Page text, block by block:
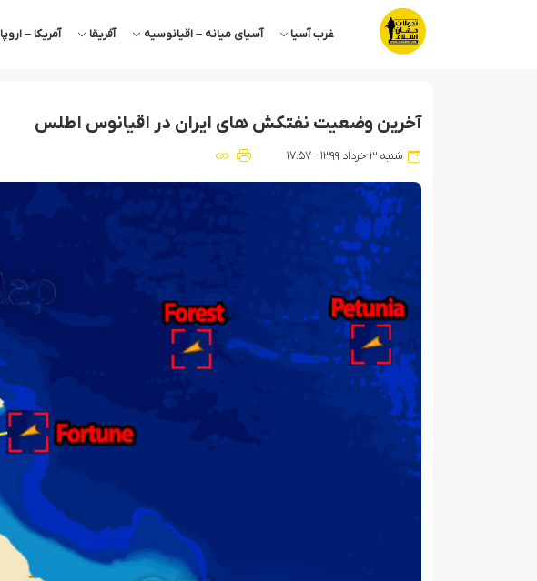
غرب آسیا آسیای میانه – اقیانوسیه آفریقا آمریکا – اروپا
آخرین وضعیت نفتکش های ایران در اقیانوس اطلس
شنبه ۳ خرداد ۱۳۹۹ - ۱۷:۵۷